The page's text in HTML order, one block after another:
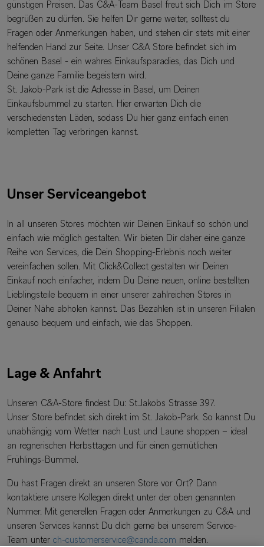
günstigen Preisen. Das C&A-Team Basel freut sich Dich im Store
begrüßen zu dürfen. Sie helfen Dir gerne weiter, solltest du
Fragen oder Anmerkungen haben, und stehen dir stets mit einer
helfenden Hand zur Seite. Unser C&A Store befindet sich im
schönen Basel - ein wahres Einkaufsparadies, das Dich und
Deine ganze Familie begeistern wird.
St. Jakob-Park ist die Adresse in Basel, um Deinen
Einkaufsbummel zu starten. Hier erwarten Dich die
verschiedensten Läden, sodass Du hier ganz einfach einen
kompletten Tag verbringen kannst.
Unser Serviceangebot
In all unseren Stores möchten wir Deinen Einkauf so schön und
einfach wie möglich gestalten. Wir bieten Dir daher eine ganze
Reihe von Services, die Dein Shopping-Erlebnis noch weiter
vereinfachen sollen. Mit Click&Collect gestalten wir Deinen
Einkauf noch einfacher, indem Du Deine neuen, online bestellten
Lieblingsteile bequem in einer unserer zahlreichen Stores in
Deiner Nähe abholen kannst. Das Bezahlen ist in unseren Filialen
genauso bequem und einfach, wie das Shoppen.
Lage & Anfahrt
Unseren C&A-Store findest Du: St.Jakobs Strasse 397.
Unser Store befindet sich direkt im St. Jakob-Park. So kannst Du
unabhängig vom Wetter nach Lust und Laune shoppen – ideal
an regnerischen Herbsttagen und für einen gemütlichen
Frühlings-Bummel.
Du hast Fragen direkt an unseren Store vor Ort? Dann
kontaktiere unsere Kollegen direkt unter der oben genannten
Nummer. Mit generellen Fragen oder Anmerkungen zu C&A und
unseren Services kannst Du dich gerne bei unserem Service-
Team unter ch-customerservice@canda.com melden.